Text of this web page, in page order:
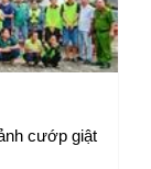
cướp giật